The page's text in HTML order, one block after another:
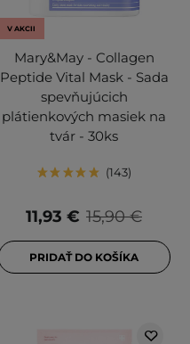
V AKCII
Mary&May - Collagen
Peptide Vital Mask - Sada
spevňujúcich
plátienkových masiek na
tvár - 30ks
143
15,90 €
11,93 €
PRIDAŤ DO KOŠÍKA